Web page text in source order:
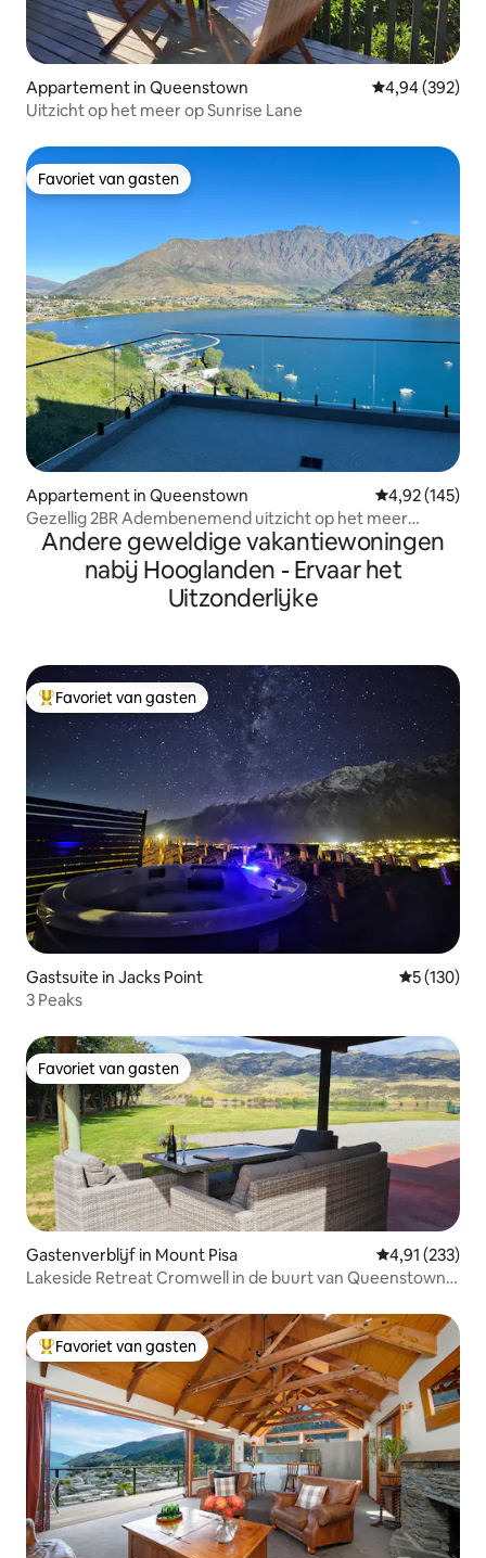
Appartement in Queenstown Gemiddelde
4,94 (392)
Uitzicht op het meer op Sunrise Lane
Favoriet van gasten
Favoriet van gasten
Appartement in Queenstown Gemiddelde
4,92 (145)
Gezellig 2BR Adembenemend uitzicht op het meer
Queenstown
Andere geweldige vakantiewoningen
nabij Hooglanden - Ervaar het
Uitzonderlijke
Topfavoriet van gasten
Favoriet van gasten
Gastsuite in Jacks Point
5 (130)
3 Peaks
Favoriet van gasten
Favoriet van gasten
Gastenverblijf in Mount Pisa Gemiddelde
4,91 (233)
Lakeside Retreat Cromwell in de buurt van Queenstown
Topfavoriet van gasten
Favoriet van gasten